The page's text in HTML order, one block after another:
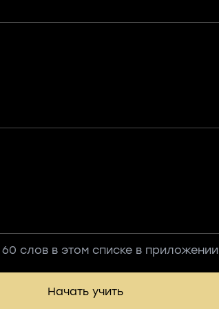
слов в этом списке в приложении
Начать учить